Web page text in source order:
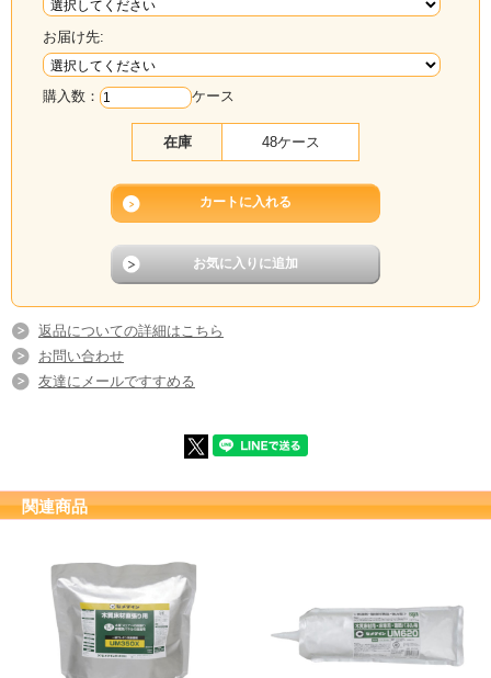
お届け先:
購入数： ケース
在庫 48ケース
返品についての詳細はこちら
お問い合わせ
友達にメールですすめる
関連商品